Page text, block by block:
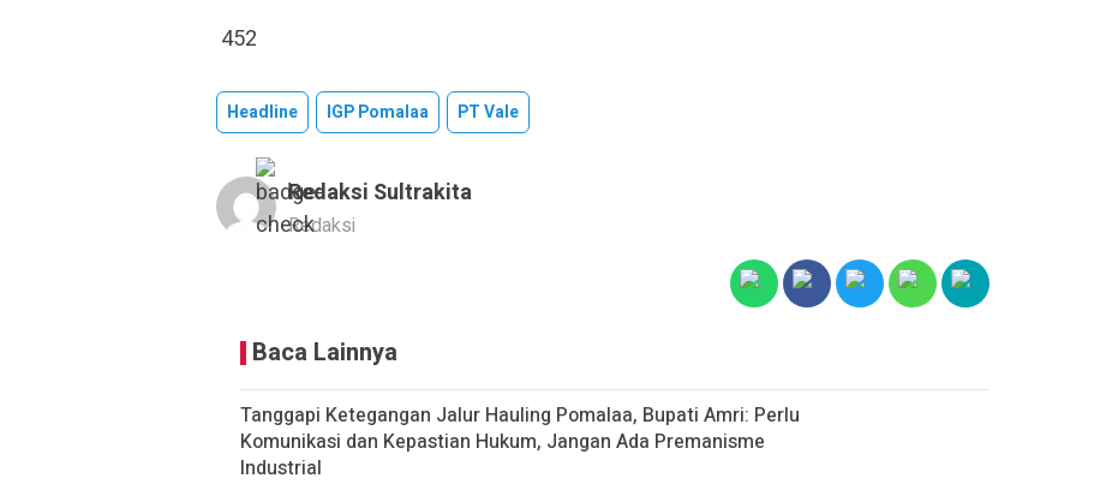
452
Headline IGP Pomalaa PT Vale
Redaksi Sultrakita
Redaksi
Baca Lainnya
Tanggapi Ketegangan Jalur Hauling Pomalaa, Bupati Amri: Perlu
Komunikasi dan Kepastian Hukum, Jangan Ada Premanisme
Industrial